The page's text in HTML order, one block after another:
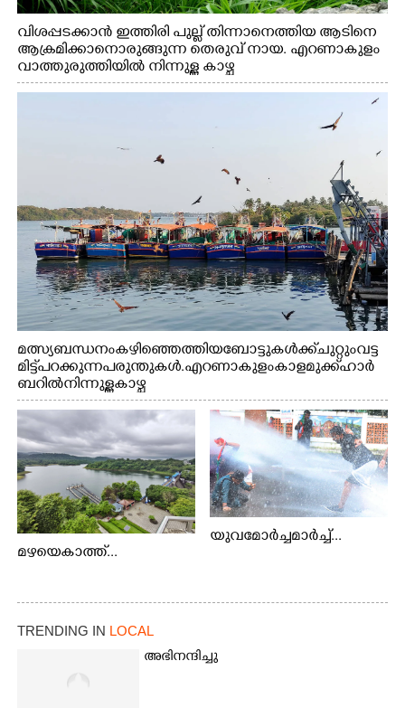
വിശപ്പടക്കാൻ ഇത്തിരി പുല്ല് തിന്നാനെത്തിയ ആടിനെ
ആക്രമിക്കാനൊരുങ്ങുന്ന തെരുവ് നായ. എറണാകുളം
വാത്തുരുത്തിയിൽ നിന്നുള്ള കാഴ്ച
മത്സ്യബന്ധനം കഴിഞ്ഞെത്തിയ ബോട്ടുകൾക്ക് ചുറ്റും വട്ട
മിട്ട് പറക്കുന്ന പരുന്തുകൾ. എറണാകുളം കാളമുക്ക് ഹാർ
ബറിൽ നിന്നുള്ള കാഴ്ച
മഴയെകാത്ത്...
യുവമോർച്ചമാർച്ച്...
TRENDING IN LOCAL
അഭിനന്ദിച്ചു